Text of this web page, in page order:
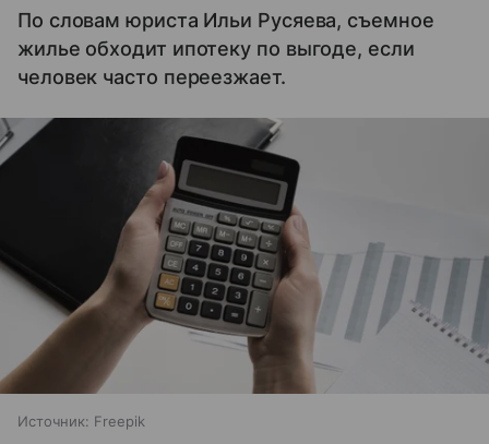
По словам юриста Ильи Русяева, съемное
жилье обходит ипотеку по выгоде, если
человек часто переезжает.
Источник: Freepik